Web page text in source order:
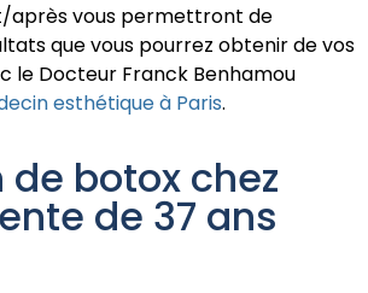
après vous permettront de
que vous pourrez obtenir de vos
le Docteur Franck Benhamou
esthétique à Paris.
botox chez
de 37 ans